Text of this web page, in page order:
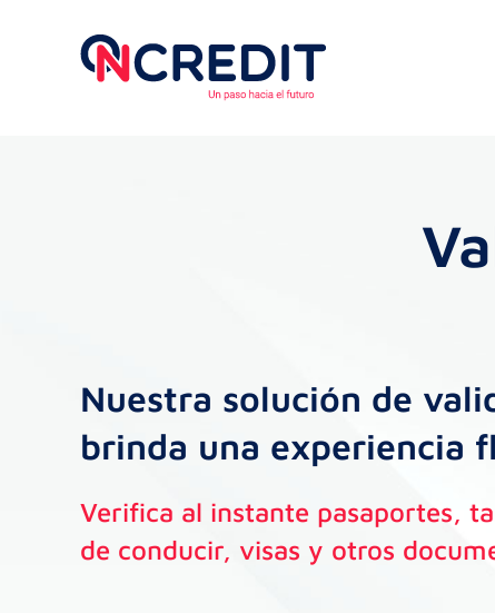
Nuestra solución de
brinda una experiencia
Verifica al instante pasaportes,
de conducir, visas y otros